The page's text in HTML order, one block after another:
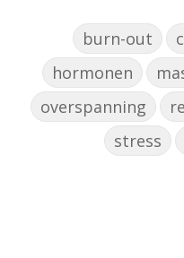
burn-out
hormonen
overspanning
stress